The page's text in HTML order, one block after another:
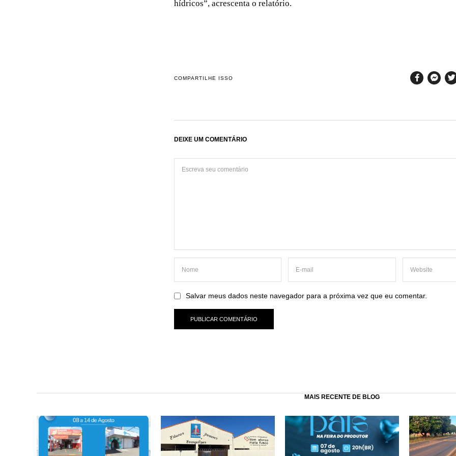
hídricos”, acrescenta o relatório.
COMPARTILHE ISSO
DEIXE UM COMENTÁRIO
Salvar meus dados neste navegador para a próxima vez que eu comentar.
MAIS RECENTE DE BLOG